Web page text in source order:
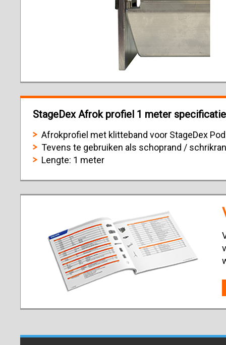
StageDex Afrok profiel 1 meter
Afrokprofiel met klitteband voor StageDex
Tevens te gebruiken als schoprand /
Lengte: 1 meter